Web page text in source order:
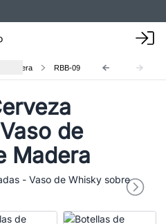
madera RBB-09
de
Madera